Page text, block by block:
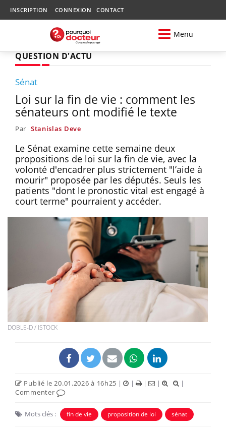
INSCRIPTION CONNEXION CONTACT
Menu
QUESTION D'ACTU
Sénat
Loi sur la fin de vie : comment les
sénateurs ont modifié le texte
Par Stanislas Deve
Le Sénat examine cette semaine deux
propositions de loi sur la fin de vie, avec la
volonté d'encadrer plus strictement "l’aide à
mourir" proposée par les députés. Seuls les
patients "dont le pronostic vital est engagé à
court terme" pourraient y accéder.
DOBLE-D / ISTOCK
Publié le 20.01.2026 à 16h25 | | | |
|
Commenter
Mots clés : fin de vie proposition de loi sénat